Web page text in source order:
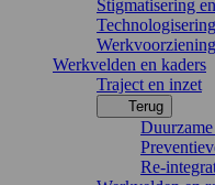
Stigmatisering
Technologisering
Werkvelden en kaders
Traject en inzet
Terug
Re-